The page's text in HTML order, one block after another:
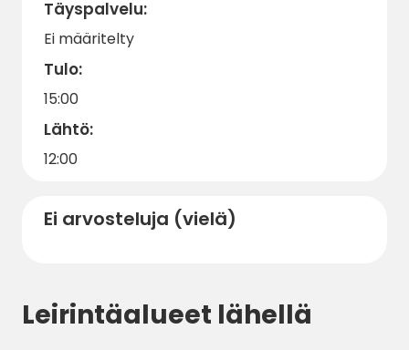
Täyspalvelu:
Ei määritelty
Tulo:
15:00
Lähtö:
12:00
Ei arvosteluja (vielä)
Leirintäalueet lähellä